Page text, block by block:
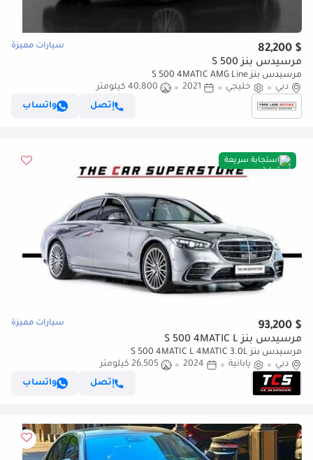
$ 82,200 سيارات مميزة
مرسيدس بنز S 500
مرسيدس بنز S 500 4MATIC AMG Line
دبي
خليجي 2021
40,800 كيلومتر
إتصل
واتساب
استجابة سريعة
$ 93,200 سيارات مميزة
مرسيدس بنز S 500 4MATIC L
مرسيدس بنز S 500 4MATIC L 4MATIC 3.0L
دبي
يابانية 2024
26,505 كيلومتر
إتصل
واتساب